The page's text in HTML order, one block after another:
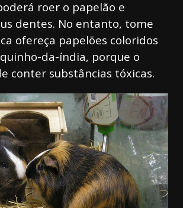
roer o papelão e
dentes. No entanto, tome
ofereça papelões coloridos
da-índia, porque o
conter substâncias tóxicas.